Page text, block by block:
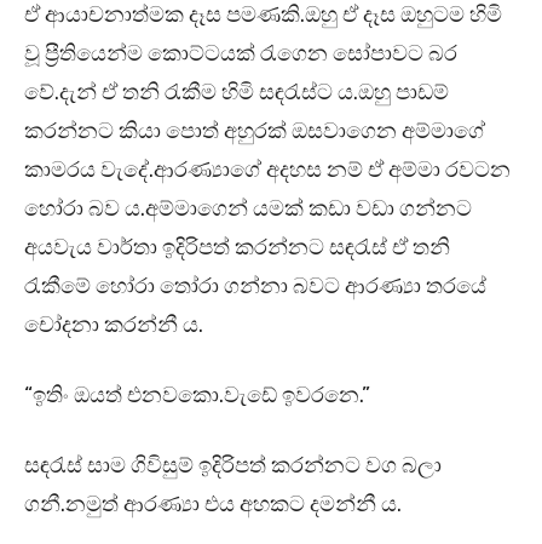
ඒ ආයාචනාත්මක දෑස පමණකි.ඔහු ඒ දෑස ඔහුටම හිමි
වූ ප්‍රීතියෙන්ම කොට්ටයක් රැගෙන සෝපාවට බර
වේ.දැන් ඒ තනි රැකීම හිමි සඳරැස්ට ය.ඔහු පාඩම්
කරන්නට කියා පොත් අහුරක් ඔසවාගෙන අම්මාගේ
කාමරය වැදේ.ආරණ්‍යාගේ අදහස නම් ඒ අම්මා රවටන
හෝරා බව ය.අම්මාගෙන් යමක් කඩා වඩා ගන්නට
අයවැය වාර්තා ඉදිරිපත් කරන්නට සඳරැස් ඒ තනි
රැකීමේ හෝරා තෝරා ගන්නා බවට ආරණ්‍යා තරයේ
චෝදනා කරන්නී ය.
“ඉතිං ඔයත් එනවකො.වැඩේ ඉවරනෙ.”
සඳරැස් සාම ගිවිසුම් ඉදිරිපත් කරන්නට වග බලා
ගනී.නමුත් ආරණ්‍යා එය අහකට දමන්නී ය.